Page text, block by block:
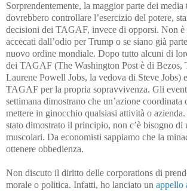
Sorprendentemente, la maggior parte dei
dovrebbero controllare l’esercizio del potere,
decisioni dei TAGAF, invece di opporsi. Non è
accecati dall’odio per Trump o se siano già
nuovo ordine mondiale. Dopo tutto alcuni di
dei TAGAF (The Washington Post è di Bezos,
Laurene Powell Jobs, la vedova di Steve Jobs)
TAGAF per la propria sopravvivenza. Gli
settimana dimostrano che un’azione
mettere in ginocchio qualsiasi attività o
stato dimostrato il principio, non c’è bisogno
muscolari. Da economisti sappiamo che la
ottenere obbedienza.
Non discuto il diritto delle corporations di
morale o politica. Infatti, ho lanciato un appello